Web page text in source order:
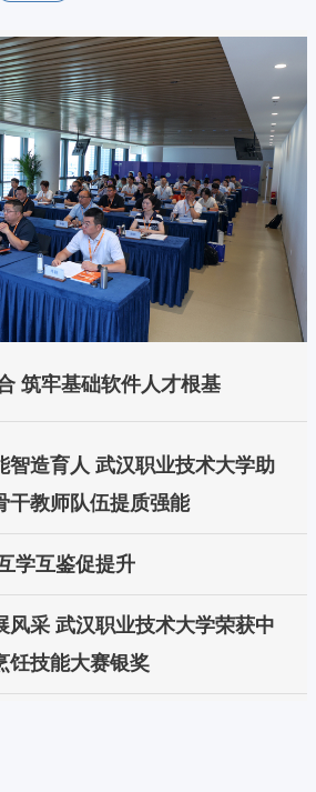
筑牢基础软件人才根基
职业技术大学助
干教师队伍提质强能
际联动研党建 互学互鉴促提升
学荣获中
饪技能大赛银奖